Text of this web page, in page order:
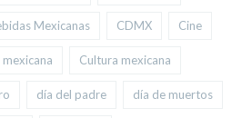
Mexicanas CDMX Cine
Cultura mexicana
día del padre día de muertos